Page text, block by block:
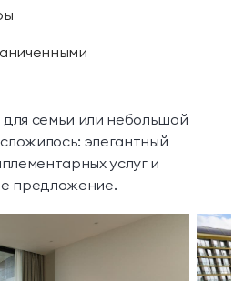
семьи или небольшой
элегантный
услуг и
предложение.